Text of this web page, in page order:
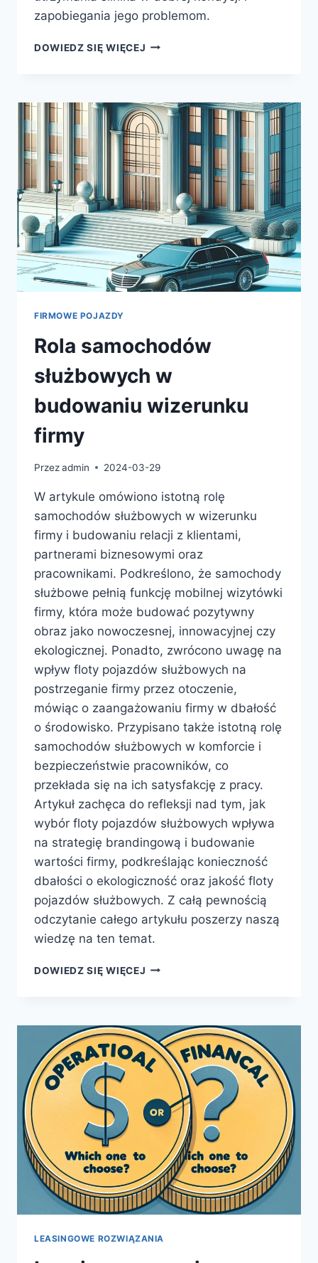
zapobiegania jego problemom.
DOWIEDZ SIĘ WIĘCEJ JAK
PROBLEMATYCZNYMI
SILNIKAMI
W
POJAZDACH
FIRMOWE POJAZDY
Rola samochodów
służbowych w
budowaniu wizerunku
firmy
Przezadmin 2024-03-29
W artykule omówiono istotną rolę
samochodów służbowych w wizerunku
firmy i budowaniu relacji z klientami,
partnerami biznesowymi oraz
pracownikami. Podkreślono, że samochody
służbowe pełnią funkcję mobilnej wizytówki
firmy, która może budować pozytywny
obraz jako nowoczesnej, innowacyjnej czy
ekologicznej. Ponadto, zwrócono uwagę na
wpływ floty pojazdów służbowych na
postrzeganie firmy przez otoczenie,
mówiąc o zaangażowaniu firmy w dbałość
o środowisko. Przypisano także istotną rolę
samochodów służbowych w komforcie i
bezpieczeństwie pracowników, co
przekłada się na ich satysfakcję z pracy.
Artykuł zachęca do refleksji nad tym, jak
wybór floty pojazdów służbowych wpływa
na strategię brandingową i budowanie
wartości firmy, podkreślając konieczność
dbałości o ekologiczność oraz jakość floty
pojazdów służbowych. Z całą pewnością
odczytanie całego artykułu poszerzy naszą
wiedzę na ten temat.
DOWIEDZ SIĘ WIĘCEJ ROLA
BUDOWANIU
WIZERUNKU
FIRMY
LEASINGOWE ROZWIĄZANIA